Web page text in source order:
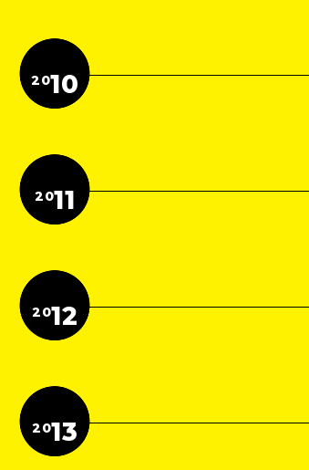
2010
2011
2012
2013